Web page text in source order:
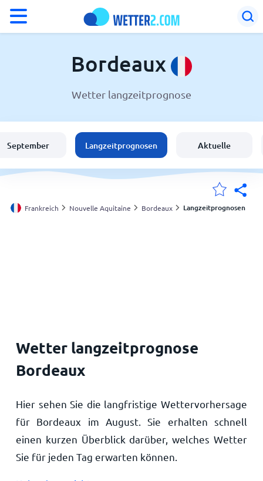
Wetter in Bordeaux
Schweiz
Deutschland
Bordeaux
Wetter langzeitprognose
September Langzeitprognosen Aktuelle
Frankreich Nouvelle Aquitaine Bordeaux Langzeitprognosen
Wetter langzeitprognose
Bordeaux
Hier sehen Sie die langfristige Wettervorhersage
für Bordeaux im August. Sie erhalten schnell
einen kurzen Überblick darüber, welches Wetter
Sie für jeden Tag erwarten können.